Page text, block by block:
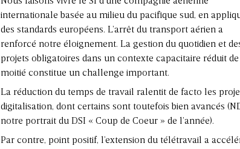
internationale basée au milieu du pacifique sud, en
des standards européens. L’arrêt du transport aérien a
renforcé notre éloignement. La gestion du quotidien et
projets obligatoires dans un contexte capacitaire réduit de
moitié constitue un challenge important.
La réduction du temps de travail ralentit de facto les
digitalisation, dont certains sont toutefois bien avancés
notre portrait du DSI « Coup de Coeur » de l’année).
Par contre, point positif, l’extension du télétravail a